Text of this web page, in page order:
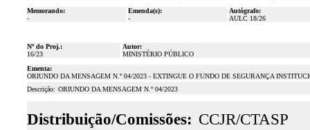
Memorando:
-
Emenda(s):
-
Autógrafo:
AULC 18/26
Nº do Proj.:
16/23
Autor:
MINISTÉRIO PÚBLICO
Ementa:
ORIUNDO DA MENSAGEM N.º 04/2023 - EXTINGUE O FUNDO DE SEGURANÇA
Descrição: ORIUNDO DA MENSAGEM N.º 04/2023
Distribuição/Comissões: CCJR/CTASP